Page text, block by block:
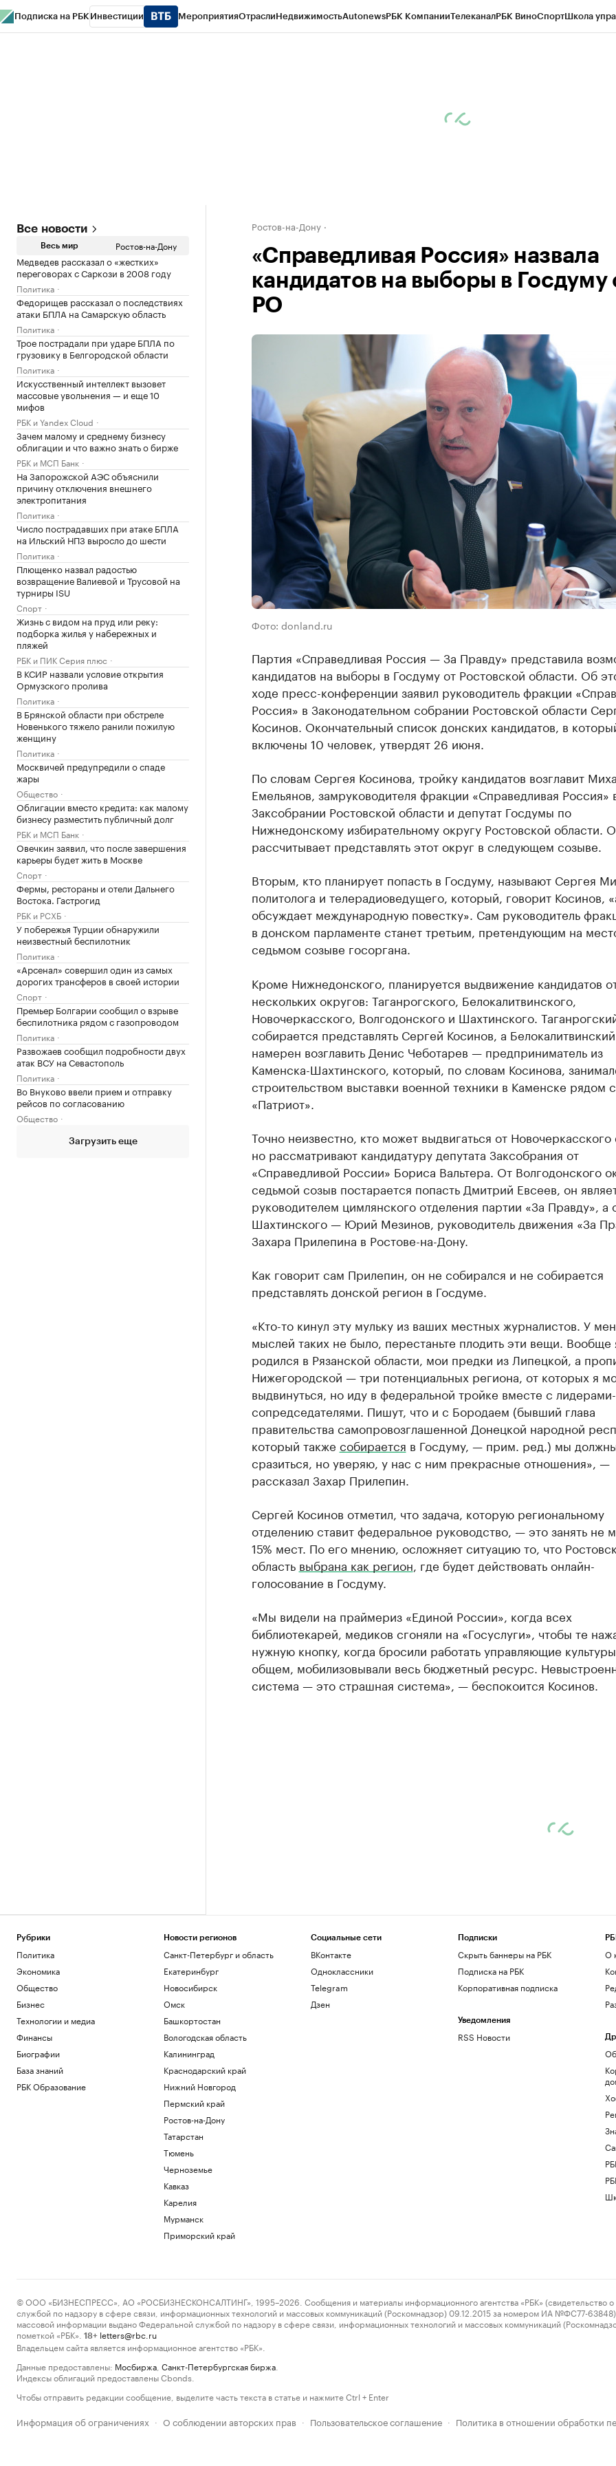
Подписка на РБК Инвестиции МероприятияОтраслиНедвижимостьAutonewsРБК КомпанииТелеканалРБК ВиноСпортШкола
Все новости
Весь мир Ростов-на-Дону
Медведев рассказал о «жестких»
переговорах с Саркози в 2008 году
Политика
Федорищев рассказал о последствиях
атаки БПЛА на Самарскую область
Политика
Трое пострадали при ударе БПЛА по
грузовику в Белгородской области
Политика
Искусственный интеллект вызовет
массовые увольнения — и еще 10
мифов
РБК и Yandex Cloud
Зачем малому и среднему бизнесу
облигации и что важно знать о бирже
РБК и МСП Банк
На Запорожской АЭС объяснили
причину отключения внешнего
электропитания
Политика
Число пострадавших при атаке БПЛА
на Ильский НПЗ выросло до шести
Политика
Плющенко назвал радостью
возвращение Валиевой и Трусовой на
турниры ISU
Спорт
Жизнь с видом на пруд или реку:
подборка жилья у набережных и
пляжей
РБК и ПИК Серия плюс
В КСИР назвали условие открытия
Ормузского пролива
Политика
В Брянской области при обстреле
Новенького тяжело ранили пожилую
женщину
Политика
Москвичей предупредили о спаде
жары
Общество
Облигации вместо кредита: как малому
бизнесу разместить публичный долг
РБК и МСП Банк
Овечкин заявил, что после завершения
карьеры будет жить в Москве
Спорт
Фермы, рестораны и отели Дальнего
Востока. Гастрогид
РБК и РСХБ
У побережья Турции обнаружили
неизвестный беспилотник
Политика
«Арсенал» совершил один из самых
дорогих трансферов в своей истории
Спорт
Премьер Болгарии сообщил о взрыве
беспилотника рядом с газопроводом
Политика
Развожаев сообщил подробности двух
атак ВСУ на Севастополь
Политика
Во Внуково ввели прием и отправку
рейсов по согласованию
Общество
Загрузить еще
Ростов-на-Дону
«Справедливая Россия» назвала
кандидатов на выборы в Госдуму
РО
Фото: donland.ru
Партия «Справедливая Россия — За Правду» представила
кандидатов на выборы в Госдуму от Ростовской области. Об
ходе пресс-конференции заявил руководитель фракции
Россия» в Законодательном собрании Ростовской области
Косинов. Окончательный список донских кандидатов, в
включены 10 человек, утвердят 26 июня.
По словам Сергея Косинова, тройку кандидатов возглавит
Емельянов, замруководителя фракции «Справедливая Россия»
Заксобрании Ростовской области и депутат Госдумы по
Нижнедонскому избирательному округу Ростовской области.
рассчитывает представлять этот округ в следующем созыве.
Вторым, кто планирует попасть в Госдуму, называют Сергея
политолога и телерадиоведущего, который, говорит Косинов,
обсуждает международную повестку». Сам руководитель
в донском парламенте станет третьим, претендующим на
седьмом созыве госоргана.
Кроме Нижнедонского, планируется выдвижение кандидатов
нескольких округов: Таганрогского, Белокалитвинского,
Новочеркасского, Волгодонского и Шахтинского.
собирается представлять Сергей Косинов, а Белокалитвинский
намерен возглавить Денис Чеботарев — предприниматель из
Каменска-Шахтинского, который, по словам Косинова,
строительством выставки военной техники в Каменске рядом
«Патриот».
Точно неизвестно, кто может выдвигаться от Новочеркасского
но рассматривают кандидатуру депутата Заксобрания от
«Справедливой России» Бориса Вальтера. От Волгодонского
седьмой созыв постарается попасть Дмитрий Евсеев, он
руководителем цимлянского отделения партии «За Правду», а
Шахтинского — Юрий Мезинов, руководитель движения «За
Захара Прилепина в Ростове-на-Дону.
Как говорит сам Прилепин, он не собирался и не собирается
представлять донской регион в Госдуме.
«Кто-то кинул эту мульку из ваших местных журналистов. У
мыслей таких не было, перестаньте плодить эти вещи. Вообще
родился в Рязанской области, мои предки из Липецкой, а
Нижегородской — три потенциальных региона, от которых я
выдвинуться, но иду в федеральной тройке вместе с лидерами-
сопредседателями. Пишут, что и с Бородаем (бывший глава
правительства самопровозглашенной Донецкой народной
который также собирается в Госдуму, — прим. ред.) мы
сразиться, но уверяю, у нас с ним прекрасные отношения», —
рассказал Захар Прилепин.
Сергей Косинов отметил, что задача, которую региональному
отделению ставит федеральное руководство, — это занять не
15% мест. По его мнению, осложняет ситуацию то, что
область выбрана как регион , где будет действовать онлайн-
голосование в Госдуму.
«Мы видели на праймериз «Единой России», когда всех
библиотекарей, медиков сгоняли на «Госуслуги», чтобы те
нужную кнопку, когда бросили работать управляющие
общем, мобилизовывали весь бюджетный ресурс.
система — это страшная система», — беспокоится Косинов.
Рубрики
Политика
Экономика
Общество
Бизнес
Технологии и медиа
Финансы
Биографии
База знаний
РБК Образование
Новости регионов
Санкт-Петербург и область
Екатеринбург
Новосибирск
Омск
Башкортостан
Вологодская область
Калининград
Краснодарский край
Нижний Новгород
Пермский край
Ростов-на-Дону
Татарстан
Тюмень
Черноземье
Кавказ
Карелия
Мурманск
Приморский край
Социальные сети
ВКонтакте
Одноклассники
Telegram
Дзен
Подписки
Скрыть баннеры на РБК
Подписка на РБК
Корпоративная подписка
Уведомления
RSS Новости
О
© ООО «БИЗНЕСПРЕСС», АО «РОСБИЗНЕСКОНСАЛТИНГ», 1995–2026. Сообщения и материалы информационного агентства «РБК» (свидетельство о
службой по надзору в сфере связи, информационных технологий и массовых коммуникаций (Роскомнадзор) 09.12.2015 за номером ИА №ФС77-63848)
массовой информации выдано Федеральной службой по надзору в сфере связи, информационных технологий и массовых коммуникаций
пометкой «РБК».
18+ letters@rbc.ru
Владельцем сайта является информационное агентство «РБК».
Данные предоставлены: Мосбиржа Санкт-Петербургская биржа
Индексы облигаций предоставлены Cbonds.
Чтобы отправить редакции сообщение, выделите часть текста в статье и нажмите Ctrl + Enter
Информация об ограничениях · О соблюдении авторских прав · Пользовательское соглашение · Политика в отношении обработки